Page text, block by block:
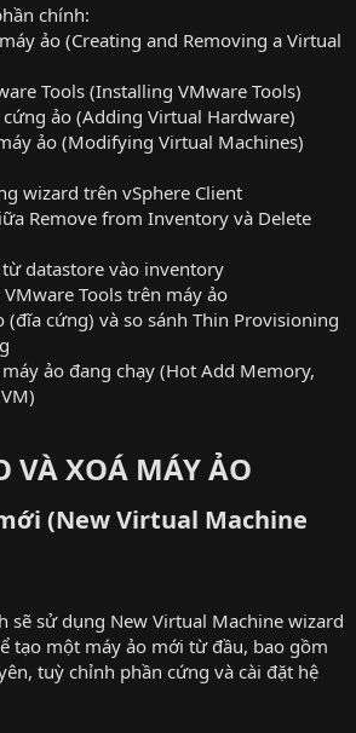
chính:
ảo (Creating and Removing a Virtual
Tools (Installing VMware Tools)
cứng ảo (Adding Virtual Hardware)
ảo (Modifying Virtual Machines)
wizard trên vSphere Client
Remove from Inventory và Delete
datastore vào inventory
VMware Tools trên máy ảo
(đĩa cứng) và so sánh Thin Provisioning
ảo đang chạy (Hot Add Memory,
VÀ XOÁ MÁY ẢO
(New Virtual Machine
sẽ sử dụng New Virtual Machine wizard
tạo một máy ảo mới từ đầu, bao gồm
tuỳ chỉnh phần cứng và cài đặt hệ